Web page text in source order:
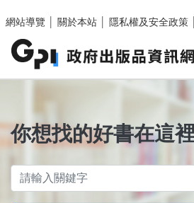
網站導覽
關於本站 隱私權及安全政策
你想找的好書在這裡